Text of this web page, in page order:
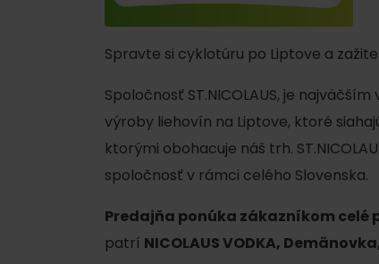
O VisitLiptov
Počasie a kamery
Požičovne a servisy
Plánovanie pre firmy
Naplánuj si dovolenku
Kde jesť a piť
Regionálne výrobky
Spravte si cyklotúru po Liptove a
Spoločnosť ST.NICOLAUS, je
výroby liehovín na Liptove, ktoré
ktorými obohacuje náš trh.
spoločnosť v rámci celého Slovenska.
Predajňa ponúka zákazníkom
patrí NICOLAUS VODKA,